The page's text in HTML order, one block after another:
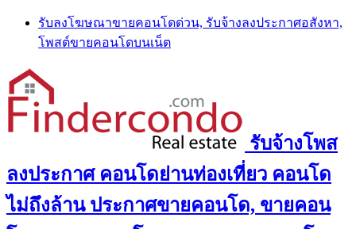
Skip
content
รับลงโฆษณาขายคอนโดด่วน, รับจ้างลงประกาศอสังหา,
โพสต์ขายคอนโดบนเน็ต
รับจ้างโพส
ลงประกาศ คอนโดย่านท่องเที่ยว คอนโด
ไม่ถึงล้าน ประกาศขายคอนโด, ขายคอน